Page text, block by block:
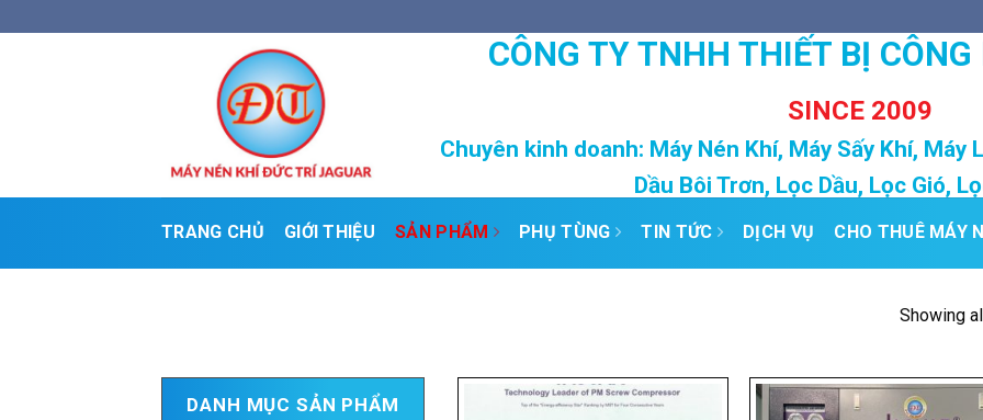
to
CÔNG TY TNHH THIẾT BỊ CÔNG
SINCE 2009
Chuyên kinh doanh: Máy Nén Khí, Máy Sấy Khí, Máy
Dầu Bôi Trơn, Lọc Dầu, Lọc Gió,
TRANG CHỦ GIỚI THIỆU SẢN PHẨM PHỤ TÙNG TIN TỨC DỊCH VỤ CHO THUÊ MÁY
Showing
DANH MỤC SẢN PHẨM